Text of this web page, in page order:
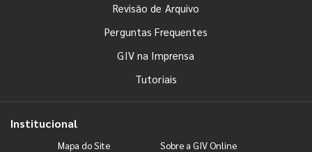
Revisão de Arquivo
Perguntas Frequentes
GIV na Imprensa
Tutoriais
Institucional
Mapa do Site Sobre a GIV Online